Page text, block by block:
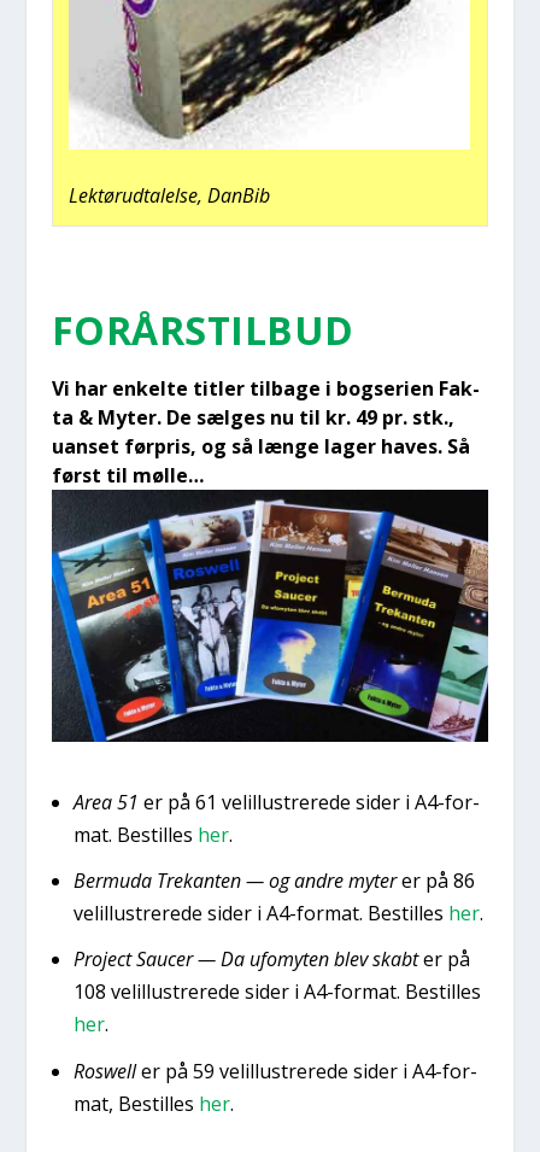
Lek­tør­ud­ta­lel­se, Dan­Bib
FOR­ÅRS­TIL­BUD
Vi har enkel­te tit­ler til­ba­ge i bog­se­ri­en Fak­
ta & Myter. De sæl­ges nu til kr. 49 pr. stk.,
uan­set før­pris, og så læn­ge lager haves. Så
først til møl­le…
Area 51 er på 61 velil­lu­stre­re­de sider i A4-for­
mat. Bestil­les her.
Ber­m­u­da Tre­kan­ten — og andre myterer på 86
velil­lu­stre­re­de sider i A4-for­mat. Bestil­les her.
Pro­ject Sau­cer — Da ufo­myten blev skabter på
108 velil­lu­stre­re­de sider i A4-for­mat. Bestil­les
her.
Rosweller på 59 velil­lu­stre­re­de sider i A4-for­
mat, Bestil­les her.